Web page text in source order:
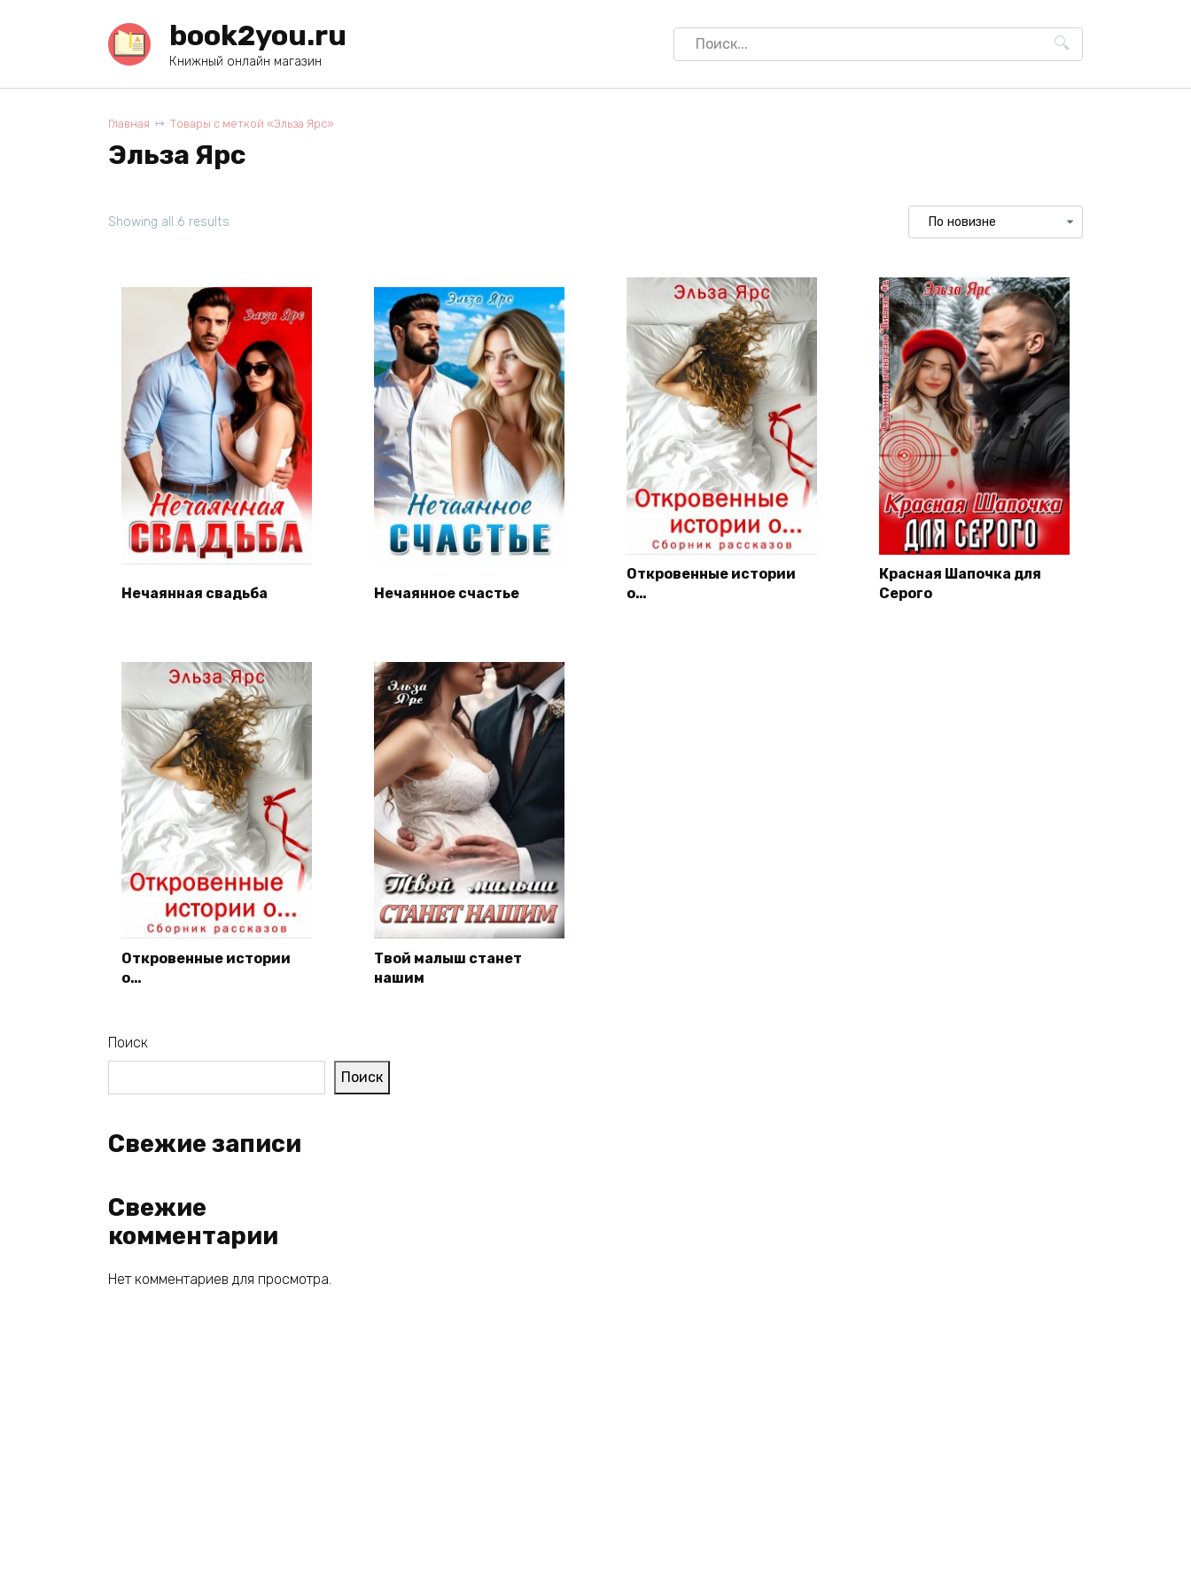
book2you.ru
Книжный онлайн магазин
Search
for:
Главная Товары с меткой «Эльза Ярс»
Эльза Ярс
Showing all 6 results
Нечаянная свадьба Нечаянное счастье
Откровенные истории
о…
Красная Шапочка для
Серого
Откровенные истории
о…
Твой малыш станет
нашим
Поиск
Поиск
Свежие записи
Свежие
комментарии
Нет комментариев для просмотра.